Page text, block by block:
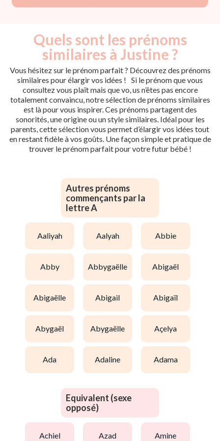
Quels sont les prénoms
similaires à Justine ?
Vous hésitez sur le prénom parfait ? Découvrez des prénoms
similaires pour élargir vos idées ! Si le prénom que vous
consultez vous plaît mais que vo, us n’êtes pas encore
totalement convaincu, notre sélection de prénoms similaires
est là pour vous inspirer. Ces prénoms partagent des
sonorités, une origine ou un style similaires. Idéal pour les
parents, cette sélection vous permet d’élargir vos idées tout
en restant fidèle à vos goûts. Une façon simple et pratique de
trouver le prénom parfait pour votre futur bébé !
Autres prénoms
commençants par la
lettre A
aaliyah aalyah abbie
abby abbygaëlle abigaël
abigaëlle abigail abigaïl
abygaël abygaëlle açelya
ada adaline adama
Equivalent (sexe
opposé)
achiel azad amine